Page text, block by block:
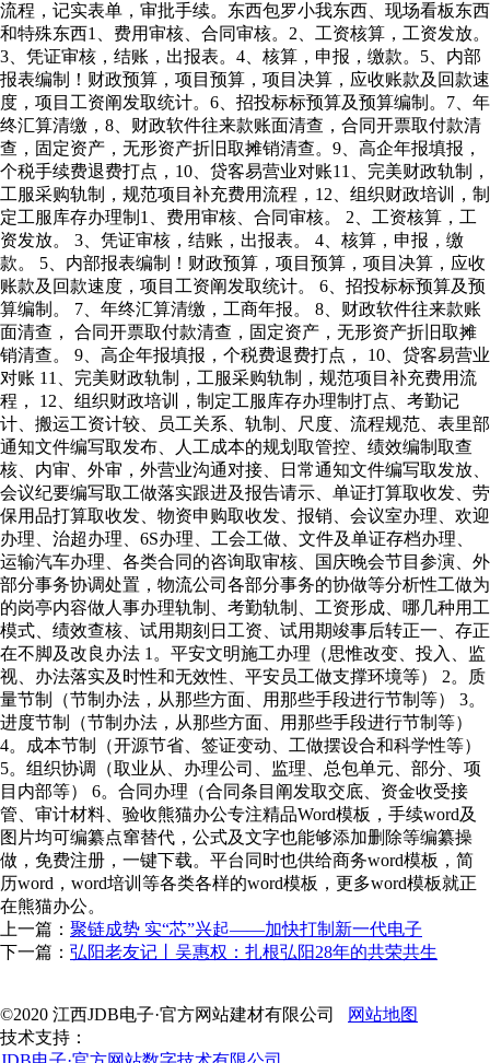
流程，记实表单，审批手续。东西包罗小我东西、现场看板东西
和特殊东西1、费用审核、合同审核。2、工资核算，工资发放。
3、凭证审核，结账，出报表。4、核算，申报，缴款。5、内部
报表编制！财政预算，项目预算，项目决算，应收账款及回款速
度，项目工资阐发取统计。6、招投标标预算及预算编制。7、年
终汇算清缴，8、财政软件往来款账面清查，合同开票取付款清
查，固定资产，无形资产折旧取摊销清查。9、高企年报填报，
个税手续费退费打点，10、贷客易营业对账11、完美财政轨制，
工服采购轨制，规范项目补充费用流程，12、组织财政培训，制
定工服库存办理制1、费用审核、合同审核。 2、工资核算，工
资发放。 3、凭证审核，结账，出报表。 4、核算，申报，缴
款。 5、内部报表编制！财政预算，项目预算，项目决算，应收
账款及回款速度，项目工资阐发取统计。 6、招投标标预算及预
算编制。 7、年终汇算清缴，工商年报。 8、财政软件往来款账
面清查， 合同开票取付款清查，固定资产，无形资产折旧取摊
销清查。 9、高企年报填报，个税费退费打点， 10、贷客易营业
对账 11、完美财政轨制，工服采购轨制，规范项目补充费用流
程， 12、组织财政培训，制定工服库存办理制打点、考勤记
计、搬运工资计较、员工关系、轨制、尺度、流程规范、表里部
通知文件编写取发布、人工成本的规划取管控、绩效编制取查
核、内审、外审，外营业沟通对接、日常通知文件编写取发放、
会议纪要编写取工做落实跟进及报告请示、单证打算取收发、劳
保用品打算取收发、物资申购取收发、报销、会议室办理、欢迎
办理、治超办理、6S办理、工会工做、文件及单证存档办理、
运输汽车办理、各类合同的咨询取审核、国庆晚会节目参演、外
部分事务协调处置，物流公司各部分事务的协做等分析性工做为
的岗亭内容做人事办理轨制、考勤轨制、工资形成、哪几种用工
模式、绩效查核、试用期刻日工资、试用期竣事后转正一、存正
在不脚及改良办法 1。平安文明施工办理（思惟改变、投入、监
视、办法落实及时性和无效性、平安员工做支撑环境等） 2。质
量节制（节制办法，从那些方面、用那些手段进行节制等） 3。
进度节制（节制办法，从那些方面、用那些手段进行节制等）
4。成本节制（开源节省、签证变动、工做摆设合和科学性等）
5。组织协调（取业从、办理公司、监理、总包单元、部分、项
目内部等） 6。合同办理（合同条目阐发取交底、资金收受接
管、审计材料、验收熊猫办公专注精品Word模板，手续word及
图片均可编纂点窜替代，公式及文字也能够添加删除等编纂操
做，免费注册，一键下载。平台同时也供给商务word模板，简
历word，word培训等各类各样的word模板，更多word模板就正
在熊猫办公。
上一篇： 聚链成势 实“芯”兴起——加快打制新一代电子
下一篇： 弘阳老友记丨吴惠权：扎根弘阳28年的共荣共生
©2020 江西JDB电子·官方网站建材有限公司
网站地图
技术支持：